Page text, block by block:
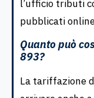
l’ufficio tributi
pubblicati
Quanto può
893?
La tariffazione